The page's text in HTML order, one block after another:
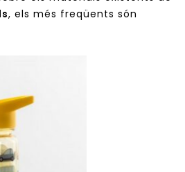
, els més freqüents són